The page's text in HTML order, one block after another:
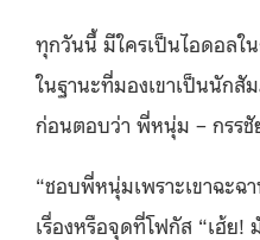
ทุกวันนี้ มีใครเป็นไอดอลใ
ในฐานะที่มองเขาเป็นนักสั
ก่อนตอบว่า พี่หนุ่ม – กรรชั
“ชอบพี่หนุ่มเพราะเขาฉะฉา
เรื่องหรือจุดที่โฟกัส “เฮ้ย!